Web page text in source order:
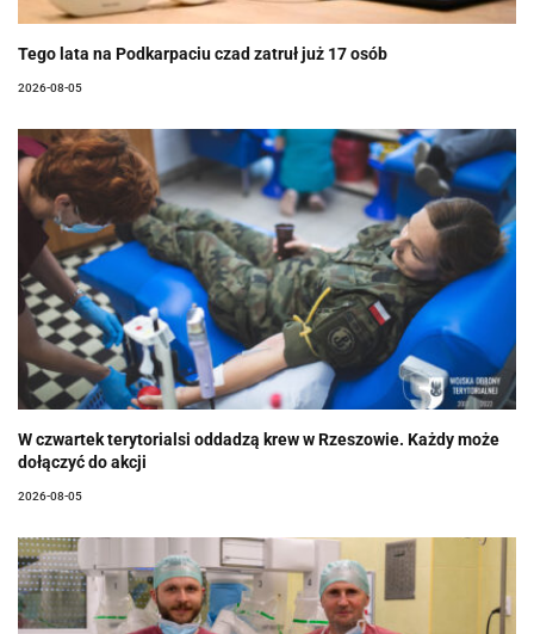
Tego lata na Podkarpaciu czad zatruł już 17 osób
2026-08-05
W czwartek terytorialsi oddadzą krew w Rzeszowie. Każdy może
dołączyć do akcji
2026-08-05